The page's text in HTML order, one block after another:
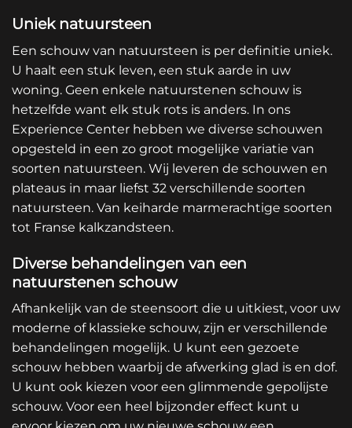
Uniek natuursteen
Een schouw van natuursteen is per definitie uniek.
U haalt een stuk leven, een stuk aarde in uw
woning. Geen enkele natuurstenen schouw is
hetzelfde want elk stuk rots is anders. In ons
Experience Center hebben we diverse schouwen
opgesteld in een zo groot mogelijke variatie van
soorten natuursteen. Wij leveren de schouwen en
plateaus in maar liefst 32 verschillende soorten
natuursteen. Van keiharde marmerachtige soorten
tot Franse kalkzandsteen.
Diverse behandelingen van een
natuurstenen schouw
Afhankelijk van de steensoort die u uitkiest, voor uw
moderne of klassieke schouw, zijn er verschillende
behandelingen mogelijk. U kunt een gezoete
schouw hebben waarbij de afwerking glad is en dof.
U kunt ook kiezen voor een glimmende gepolijste
schouw. Voor een heel bijzonder effect kunt u